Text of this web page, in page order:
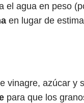
el agua en peso
en lugar de
vinagre, azúcar y
para que los